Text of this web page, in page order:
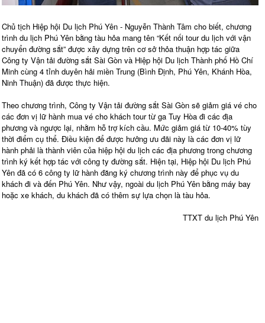
Chủ tịch Hiệp hội Du lịch Phú Yên - Nguyễn Thành Tâm cho biết, chương
trình du lịch Phú Yên bằng tàu hỏa mang tên “Kết nối tour du lịch với vận
chuyển đường sắt” được xây dựng trên cơ sở thỏa thuận hợp tác giữa
Công ty Vận tải đường sắt Sài Gòn và Hiệp hội Du lịch Thành phố Hồ Chí
Minh cùng 4 tỉnh duyên hải miền Trung (Bình Định, Phú Yên, Khánh Hòa,
Ninh Thuận) đã được thực hiện.
Theo chương trình, Công ty Vận tải đường sắt Sài Gòn sẽ giảm giá vé cho
các đơn vị lữ hành mua vé cho khách tour từ ga Tuy Hòa đi các địa
phương và ngược lại, nhằm hỗ trợ kích cầu. Mức giảm giá từ 10-40% tùy
thời điểm cụ thể. Điều kiện để được hưởng ưu đãi này là các đơn vị lữ
hành phải là thành viên của hiệp hội du lịch các địa phương trong chương
trình ký kết hợp tác với công ty đường sắt. Hiện tại, Hiệp hội Du lịch Phú
Yên đã có 6 công ty lữ hành đăng ký chương trình này để phục vụ du
khách đi và đến Phú Yên. Như vậy, ngoài du lịch Phú Yên bằng máy bay
hoặc xe khách, du khách đã có thêm sự lựa chọn là tàu hỏa.
TTXT du lịch Phú Yên